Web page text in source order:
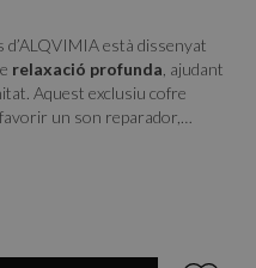
d’ALQVIMIA està dissenyat
relaxació profunda , ajudant
Aquest exclusiu cofre
un son reparador,
on el descans es converteix